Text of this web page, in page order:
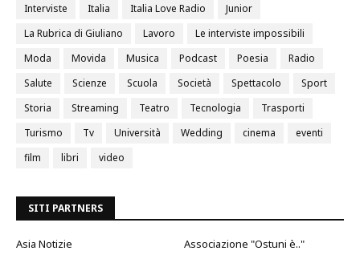
Interviste
Italia Italia Love Radio
Junior
La Rubrica di Giuliano
Lavoro
Le interviste impossibili
Moda
Movida Musica Podcast Poesia
Radio
Salute
Scienze Scuola Società Spettacolo
Sport
Storia
Streaming Teatro Tecnologia
Trasporti
Turismo
Tv Università Wedding cinema
eventi
film
libri video
SITI PARTNERS
Asia Notizie
Associazione "Ostuni è.."